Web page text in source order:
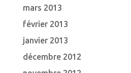
mars 2013
février 2013
janvier 2013
décembre 2012